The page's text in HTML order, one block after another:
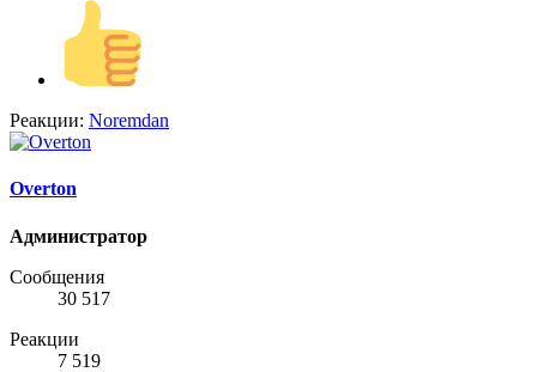
Реакции: Noremdan
Overton
Администратор
Сообщения
30 517
Реакции
7 519